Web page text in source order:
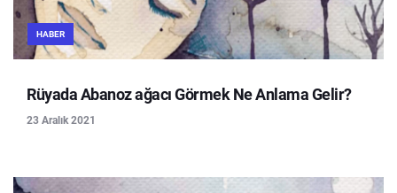
HABER
Rüyada Abanoz ağacı Görmek Ne Anlama Gelir?
23 Aralık 2021